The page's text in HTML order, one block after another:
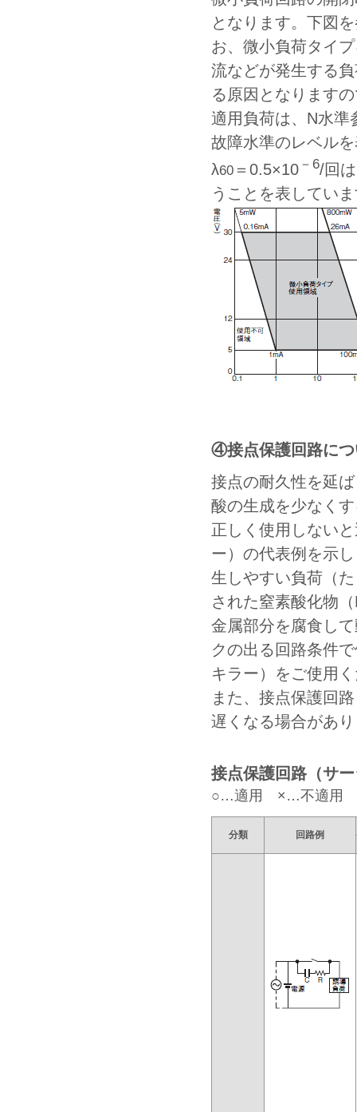
となります。下図
お、微小負荷タイ
流などが発生する
る原因となります
適用負荷は、N水準
故障水準のレベル
λ60 ＝0.5×10 －6/回
うことを表してい
④接点保護回路につ
接点の耐久性を延
酸の生成を少なく
正しく使用しない
ー）の代表例を示
生しやすい負荷（
された窒素酸化物
金属部分を腐食し
クの出る回路条件
キラー）をご使用
また、接点保護回
遅くなる場合があ
接点保護回路（サ
○…適用 ×…不適用
分類 回路例